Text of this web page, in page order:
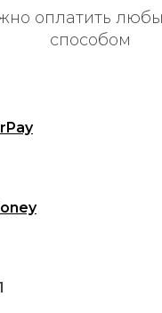
оплатить
способом